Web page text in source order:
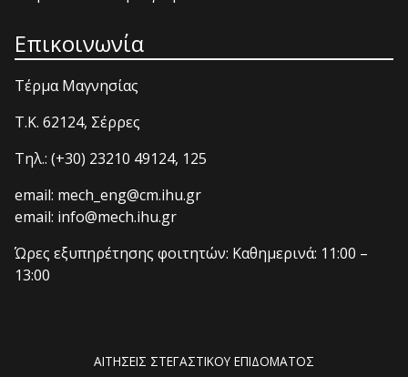
Επικοινωνία
Τέρμα Μαγνησίας
T.K. 62124, Σέρρες
Τηλ.: (+30) 23210 49124, 125
email: mech_eng@cm.ihu.gr
email: info@mech.ihu.gr
Ώρες εξυπηρέτησης φοιτητών: Καθημερινά: 11:00 –
13:00
ΑΙΤΗΣΕΙΣ ΣΤΕΓΑΣΤΙΚΟΥ ΕΠΙΔΟΜΑΤΟΣ